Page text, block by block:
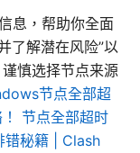
息，帮助你全面
了解潜在风险”以
慎选择节点来源
节点全部超
节点全部超时
秘籍 | Clash